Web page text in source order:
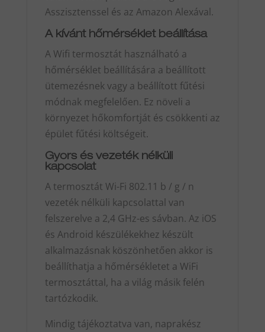
Asszisztenssel és az Amazon Alexával.
A kívánt hőmérséklet beállítása
A Wifi termosztát használható a
hőmérséklet beállítására a beállított
ütemezésnek vagy a beállított fűtési
módnak megfelelően. Ez növeli a
környezet hőkomfortját és csökkenti az
épület fűtési költségeit.
Gyors és vezeték nélküli
kapcsolat
A termosztát Wi-Fi 802.11 b / g / n
vezeték nélküli kapcsolattal van
felszerelve a 2,4 GHz-es sávban. Az iOS
és Android készülékekhez készült
alkalmazásnak köszönhetően akkor is
beállíthatja a hőmérsékletet a WiFi
termosztáttal, ha a világ másik felén
tartózkodik.
Mindig tájékoztatva van, naprakész